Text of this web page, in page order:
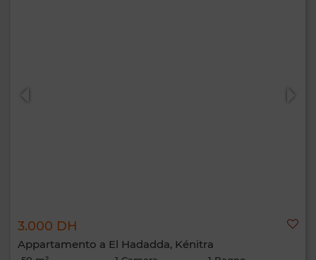
3.000 DH
Appartamento a El Hadadda, Kénitra